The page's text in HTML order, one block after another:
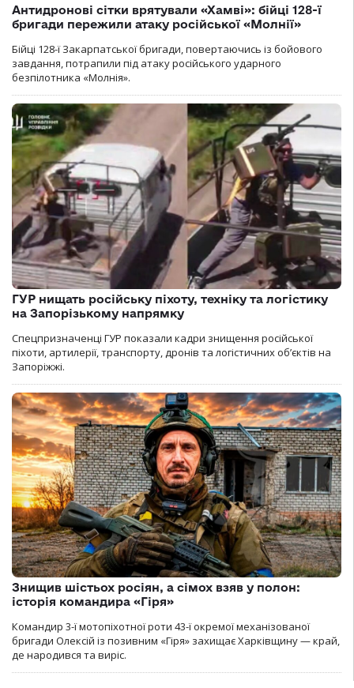
Антидронові сітки врятували «Хамві»: бійці 128-ї
бригади пережили атаку російської «Молнії»
Бійці 128-ї Закарпатської бригади, повертаючись із бойового
завдання, потрапили під атаку російського ударного
безпілотника «Молнія».
ГУР нищать російську піхоту, техніку та логістику
на Запорізькому напрямку
Спецпризначенці ГУР показали кадри знищення російської
піхоти, артилерії, транспорту, дронів та логістичних об’єктів на
Запоріжжі.
Знищив шістьох росіян, а сімох взяв у полон:
історія командира «Гіря»
Командир 3-ї мотопіхотної роти 43-ї окремої механізованої
бригади Олексій із позивним «Гіря» захищає Харківщину — край,
де народився та виріс.